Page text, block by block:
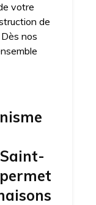
votre
de
nos